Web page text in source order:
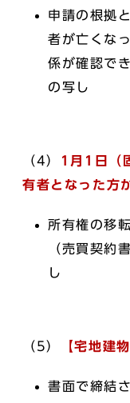
申請の根拠
者が亡くな
係が確認で
の写し
（4）
1月1日（
有者となった方
所有権の移
（売買契約
し
（5） 【宅地建
書面で締結